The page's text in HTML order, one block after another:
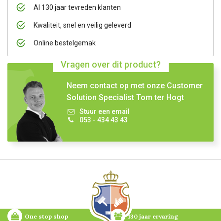
Al 130 jaar tevreden klanten
Kwaliteit, snel en veilig geleverd
Online bestelgemak
Vragen over dit product?
Neem contact op met onze Customer
Solution Specialist Tom ter Hogt
Stuur een email
053 - 434 43 43
One stop shop 130 jaar ervaring